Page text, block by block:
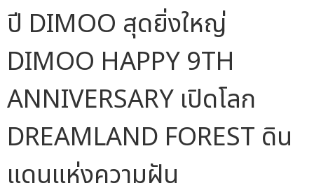
ปี DIMOO สุดยิ่งใหญ่
DIMOO HAPPY 9TH
ANNIVERSARY เปิดโลก
DREAMLAND FOREST ดิน
แดนแห่งความฝัน